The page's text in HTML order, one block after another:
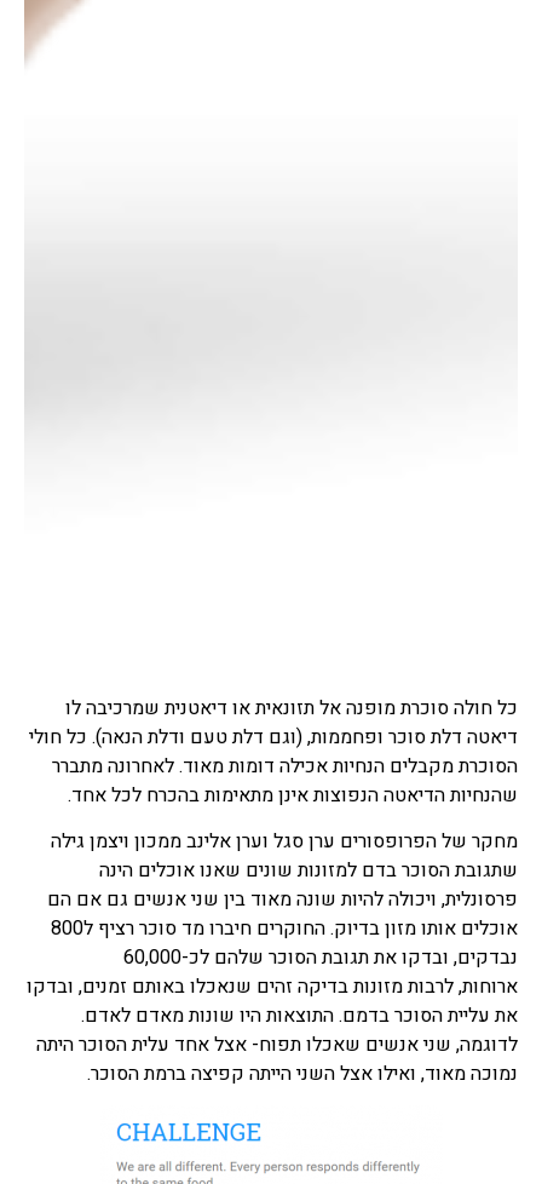
כל חולה סוכרת מופנה אל תזונאית או דיאטנית שמרכיבה לו
דיאטה דלת סוכר ופחממות, (וגם דלת טעם ודלת הנאה). כל חולי
הסוכרת מקבלים הנחיות אכילה דומות מאוד. לאחרונה מתברר
שהנחיות הדיאטה הנפוצות אינן מתאימות בהכרח לכל אחד.
מחקר של הפרופסורים ערן סגל וערן אלינב ממכון ויצמן גילה
שתגובת הסוכר בדם למזונות שונים שאנו אוכלים הינה
פרסונלית, ויכולה להיות שונה מאוד בין שני אנשים גם אם הם
אוכלים אותו מזון בדיוק. החוקרים חיברו מד סוכר רציף ל800
נבדקים, ובדקו את תגובת הסוכר שלהם לכ-60,000
ארוחות, לרבות מזונות בדיקה זהים שנאכלו באותם זמנים, ובדקו
את עליית הסוכר בדמם. התוצאות היו שונות מאדם לאדם.
לדוגמה, שני אנשים שאכלו תפוח- אצל אחד עלית הסוכר היתה
נמוכה מאוד, ואילו אצל השני הייתה קפיצה ברמת הסוכר.